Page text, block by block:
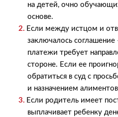
на детей, очно
основе.
Если между истцом и
заключалось
платежи требует
стороне. Если ее
обратиться в суд с
и назначением
Если родитель имеет
выплачивает ребенку